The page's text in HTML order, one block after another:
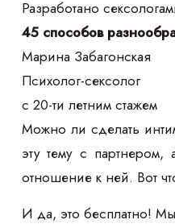
Разработано
45 способов
Марина Забагонская
Психолог-сексолог
с 20-ти летним стажем
Можно ли сделать
эту тему с
отношение к ней. Вот
И да, это бесплатно!